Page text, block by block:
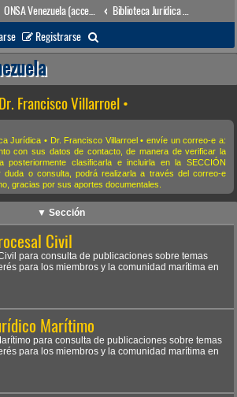
ONSA Venezuela (acceso público)
Registrarse
u
c
a
r
Francisco Villarroel •
Jurídica • Dr. Francisco Villarroel • envíe un correo-e a:
con sus datos de contacto, de manera de verificar la
posteriormente clasificarla e incluirla en la SECCIÓN
duda o consulta, podrá realizarla a través del correo-e
gracias por sus aportes documentales.
▼ Sección
Civil
para consulta de publicaciones sobre temas
para los miembros y la comunidad marítima en
Marítimo
para consulta de publicaciones sobre temas
para los miembros y la comunidad marítima en